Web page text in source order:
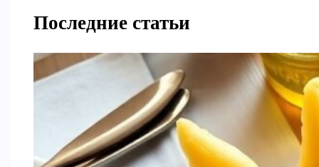
Последние статьи